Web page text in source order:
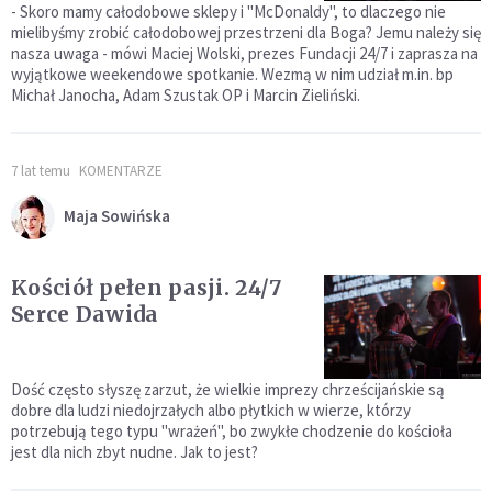
- Skoro mamy całodobowe sklepy i "McDonaldy", to dlaczego nie
mielibyśmy zrobić całodobowej przestrzeni dla Boga? Jemu należy się
nasza uwaga - mówi Maciej Wolski, prezes Fundacji 24/7 i zaprasza na
wyjątkowe weekendowe spotkanie. Wezmą w nim udział m.in. bp
Michał Janocha, Adam Szustak OP i Marcin Zieliński.
7 lat temu KOMENTARZE
Maja Sowińska
Kościół pełen pasji. 24/7
Serce Dawida
Dość często słyszę zarzut, że wielkie imprezy chrześcijańskie są
dobre dla ludzi niedojrzałych albo płytkich w wierze, którzy
potrzebują tego typu "wrażeń", bo zwykłe chodzenie do kościoła
jest dla nich zbyt nudne. Jak to jest?